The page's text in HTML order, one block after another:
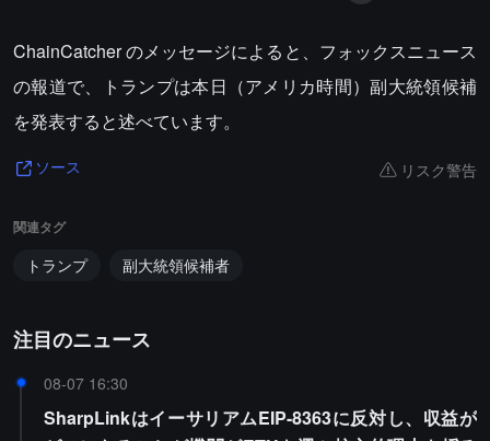
ChainCatcher のメッセージによると、フォックスニュース
の報道で、トランプは本日（アメリカ時間）副大統領候補
を発表すると述べています。
ソース リスク警告
関連タグ
トランプ 副大統領候補者
注目のニュース
08-07 16:30
SharpLinkはイーサリアムEIP-8363に反対し、収益が